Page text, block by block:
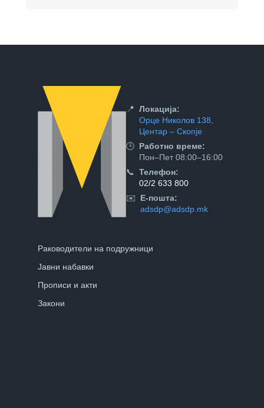
📍 Локација:
Орце Николов 138,
Центар – Скопје
🕒 Работно време:
Пон–Пет 08:00–16:00
📞 Телефон:
02/2 633 800
✉️
Е-пошта:
adsdp@adsdp.mk
Раководители на подружници
Јавни набавки
Прописи и акти
Закони